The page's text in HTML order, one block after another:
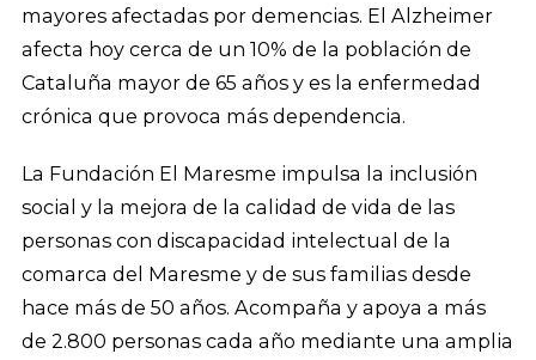
mayores afectadas por demencias. El Alzheimer
afecta hoy cerca de un 10% de la población de
Cataluña mayor de 65 años y es la enfermedad
crónica que provoca más dependencia.
La Fundación El Maresme impulsa la inclusión
social y la mejora de la calidad de vida de las
personas con discapacidad intelectual de la
comarca del Maresme y de sus familias desde
hace más de 50 años. Acompaña y apoya a más
de 2.800 personas cada año mediante una amplia